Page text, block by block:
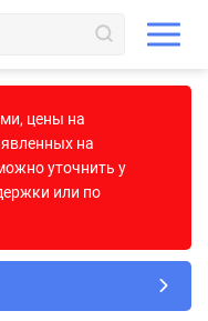
цены на
на
уточнить у
или по